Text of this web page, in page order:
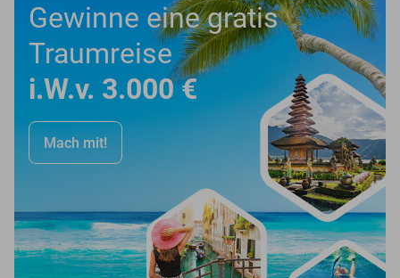
Gewinne eine gratis
Traumreise
i.W.v. 3.000 €
Mach mit!